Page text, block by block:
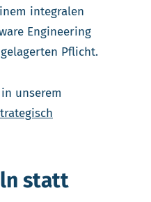
integralen
Engineering
Pflicht.
unserem
statt